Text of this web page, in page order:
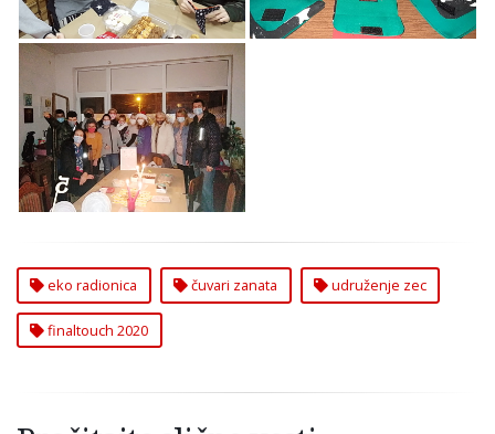
Održana “finaltouch
2020” Eko Radionica
Udruženja ZEC i
„Čuvari Zanata” na
Zvezdari
eko radionica čuvari zanata udruženje zec
finaltouch 2020